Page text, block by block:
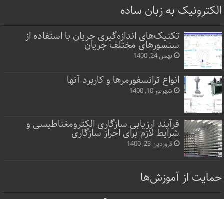
الکترونیک به زبان ساده
تکنیک‌های اندازه‌گیری جریان با استفاده از
سنسورهای مختلف جریان
بهمن 24, 1400
انواع ترانسفورمرها و کاربرد آنها
شهریور 10, 1400
فرآیند ارزیابی سازگاری الکترومغناطیسی و
شرایط لازم برای احراز سازگاری
فروردین 23, 1400
حمایت از آموزش‌ها